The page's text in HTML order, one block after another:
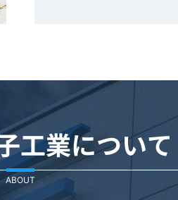
工業について
ABOUT